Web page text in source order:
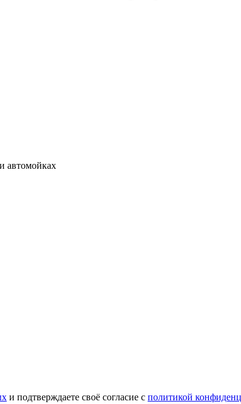
автомойках
и подтверждаете своё согласие с политикой